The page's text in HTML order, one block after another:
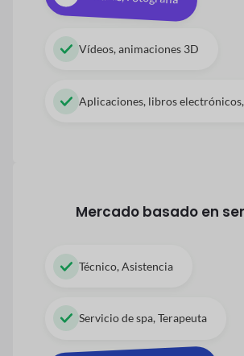
Vídeos, animaciones 3D
Aplicaciones, libros
Mercado basado en
Técnico, Asistencia
Servicio de spa, Terapeuta